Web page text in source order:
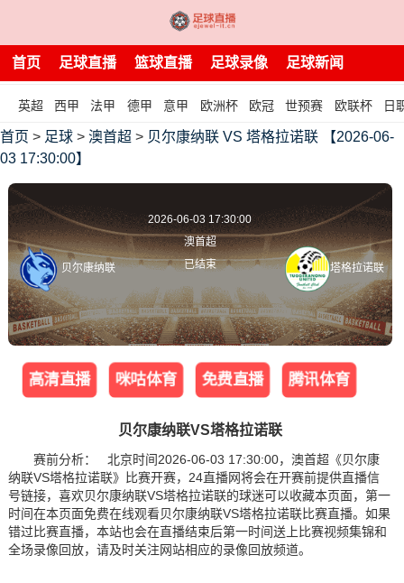
首页 足球直播 篮球直播 足球录像 足球新闻
英超 西甲 法甲 德甲 意甲 欧洲杯 欧冠 世预赛 欧联杯 日
首页 > 足球 > 澳首超 > 贝尔康纳联 VS 塔格拉诺联 【2026-06-
03 17:30:00】
贝尔康纳联
2026-06-03 17:30:00
澳首超
已结束
塔格拉诺联
高清直播 咪咕体育 免费直播 腾讯体育
贝尔康纳联VS塔格拉诺联
赛前分析： 北京时间2026-06-03 17:30:00，澳首超《贝尔康
纳联VS塔格拉诺联》比赛开赛，24直播网将会在开赛前提供直播信
号链接，喜欢贝尔康纳联VS塔格拉诺联的球迷可以收藏本页面，第一
时间在本页面免费在线观看贝尔康纳联VS塔格拉诺联比赛直播。如果
错过比赛直播，本站也会在直播结束后第一时间送上比赛视频集锦和
全场录像回放，请及时关注网站相应的录像回放频道。